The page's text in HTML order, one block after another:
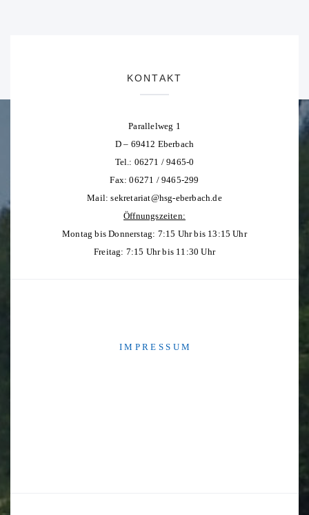
KONTAKT
Parallelweg 1
D – 69412 Eberbach
Tel.: 06271 / 9465-0
Fax: 06271 / 9465-299
Mail:sekretariat@hsg-eberbach.de
Öffnungszeiten:
Montag bis Donnerstag: 7:15 Uhr bis 13:15 Uhr
Freitag: 7:15 Uhr bis 11:30 Uhr
I M P R E S S U M